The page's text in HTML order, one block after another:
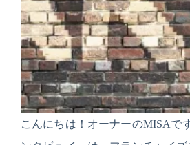
こんにちは！オーナーのMISAで